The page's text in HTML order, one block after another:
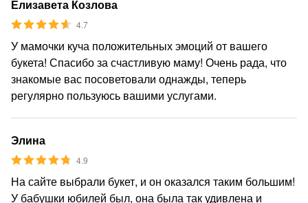
Елизавета Козлова
4.7
У мамочки куча положительных эмоций от вашего
букета! Спасибо за счастливую маму! Очень рада, что
знакомые вас посоветовали однажды, теперь
регулярно пользуюсь вашими услугами.
Элина
4.9
На сайте выбрали букет, и он оказался таким большим!
У бабушки юбилей был, она была так удивлена и